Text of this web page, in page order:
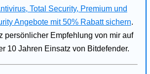
Total Security, Premium und
Angebote mit 50% Rabatt sichern.
persönlicher Empfehlung von mir auf
10 Jahren Einsatz von Bitdefender.